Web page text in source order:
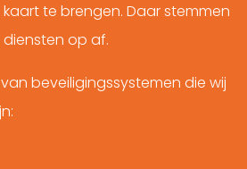
te brengen. Daar stemmen
op af.
beveiligingssystemen die wij